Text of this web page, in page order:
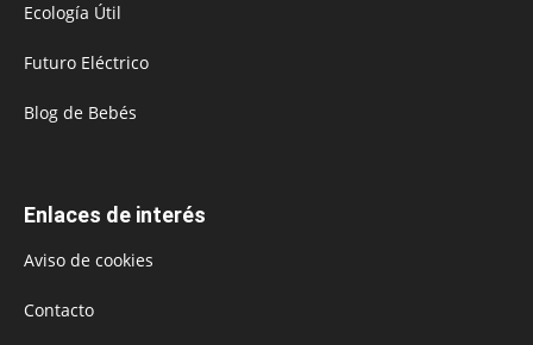
Ecología Útil
Futuro Eléctrico
Blog de Bebés
Enlaces de interés
Aviso de cookies
Contacto